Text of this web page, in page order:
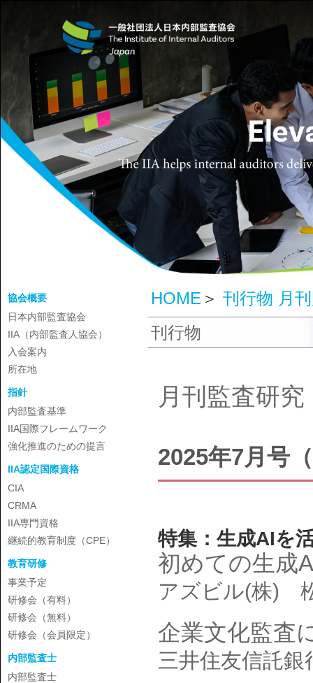
協会概要
日本内部監査協会
IIA（内部監査人協会）
入会案内
所在地
指針
内部監査基準
IIA国際フレームワーク
強化推進のための提言
IIA認定国際資格
CIA
CRMA
IIA専門資格
継続的教育制度（CPE）
教育研修
事業予定
研修会（有料）
研修会（無料）
研修会（会員限定）
内部監査士
内部監査士
HOME ＞ 刊行物 月
刊行物
月刊監査研究
2025年7月号
特集：生成AIを
初めての生成
アズビル(株)
企業文化監査
三井住友信託